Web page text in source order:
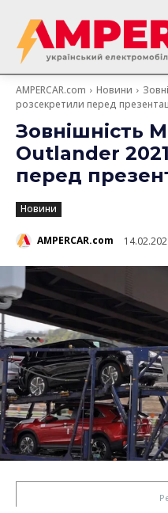
AMPERCAR.com Новини
розсекретили перед
Зовнішність
Outlander
перед
Новини
AMPERCAR.com